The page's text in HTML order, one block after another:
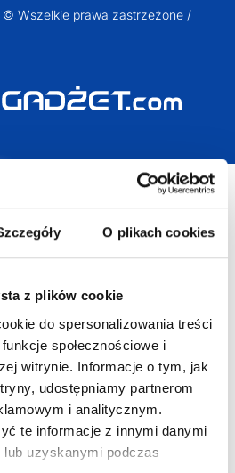
O plikach cookies
z plików cookie
do spersonalizowania treści
społecznościowe i
witrynie. Informacje o tym, jak
udostępniamy partnerom
i analitycznym.
te informacje z innymi danymi
uzyskanymi podczas
© Wszelkie prawa zastrzeżone /